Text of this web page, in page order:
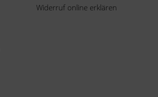
Widerruf online erklären